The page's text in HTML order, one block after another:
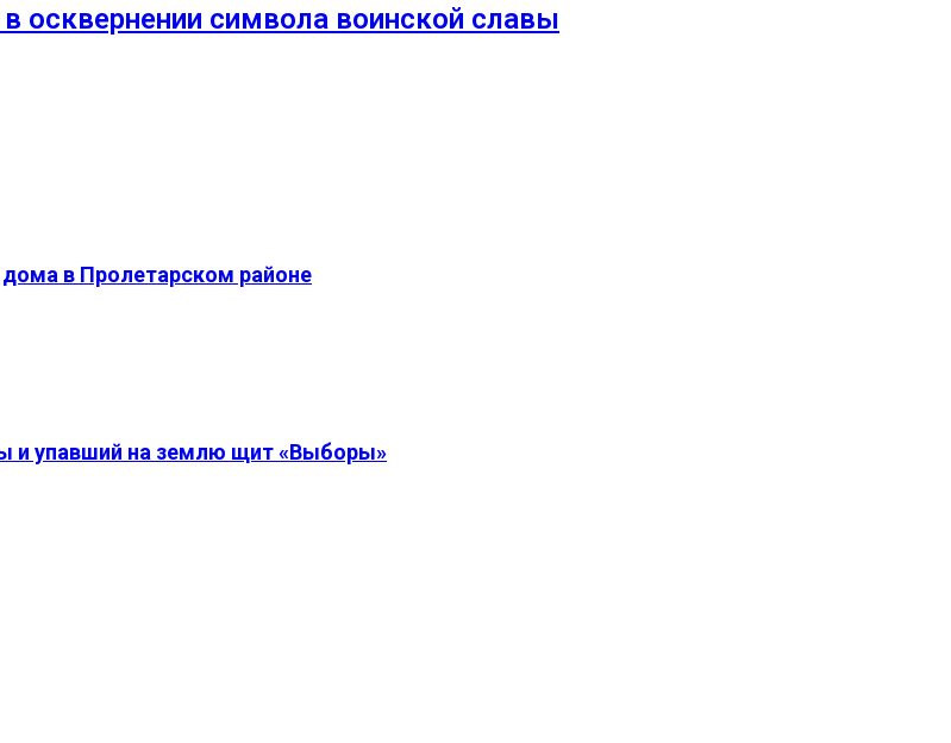
осквернении символа воинской славы
в Пролетарском районе
и упавший на землю щит «Выборы»